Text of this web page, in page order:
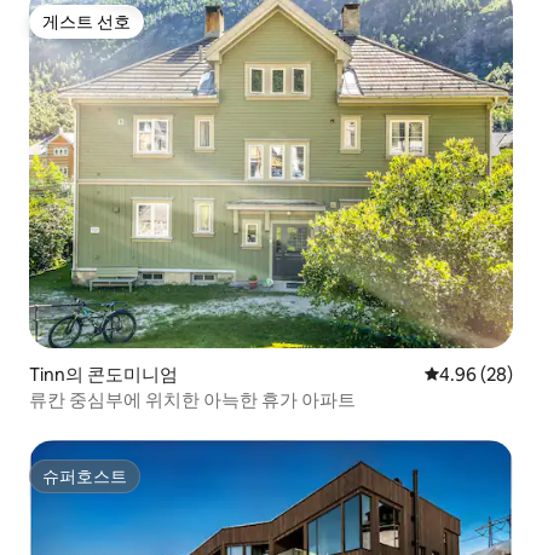
게스트 선호
게스트 선호
Tinn의 콘도미니엄 평점 4.96점(5
4.96 (28)
류칸 중심부에 위치한 아늑한 휴가 아파트
슈퍼호스트
슈퍼호스트